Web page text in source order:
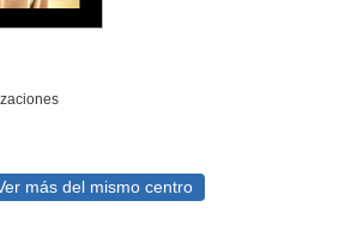
más del mismo centro